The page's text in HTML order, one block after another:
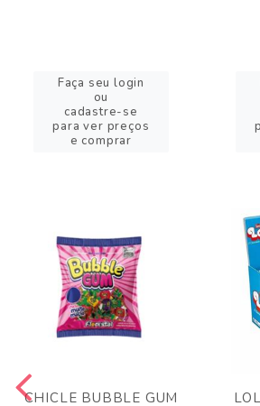
Faça seu login
ou
cadastre-se
para ver preços
e comprar
CHICLE BUBBLE GUM